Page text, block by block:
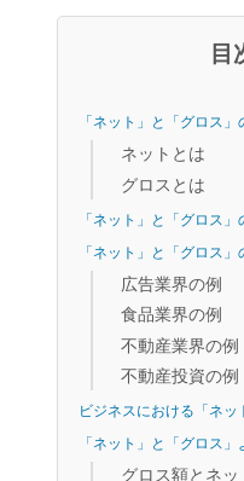
目
「ネット」と「グロス」
ネットとは
グロスとは
「ネット」と「グロス」
「ネット」と「グロス」
広告業界の例
食品業界の例
不動産業界の例
不動産投資の例
ビジネスにおける「ネッ
「ネット」と「グロス
グロス額とネ